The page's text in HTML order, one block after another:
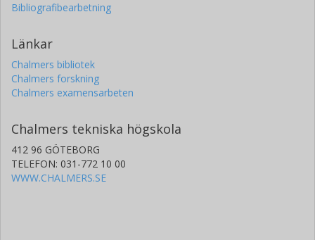
Bibliografibearbetning
Länkar
Chalmers bibliotek
Chalmers forskning
Chalmers examensarbeten
Chalmers tekniska högskola
412 96 GÖTEBORG
TELEFON: 031-772 10 00
WWW.CHALMERS.SE